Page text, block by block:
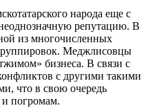
народа еще с
репутацию. В
из многочисленных
Меджлисовцы
бизнеса. В связи с
с другими такими
что в свою очередь
погромам.